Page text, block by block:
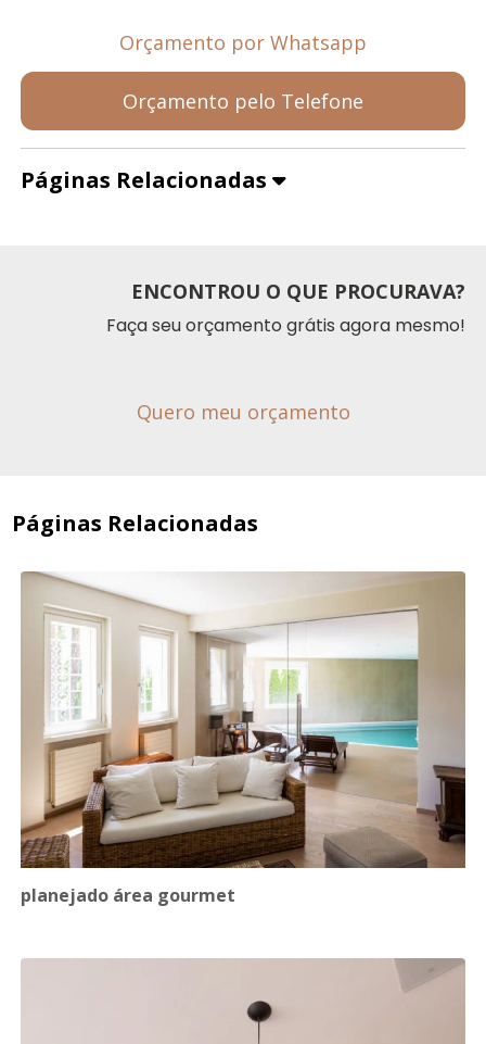
Orçamento por Whatsapp
Orçamento pelo Telefone
Páginas Relacionadas
ENCONTROU O QUE PROCURAVA?
Faça seu orçamento grátis agora mesmo!
Quero meu orçamento
Páginas Relacionadas
planejado área gourmet